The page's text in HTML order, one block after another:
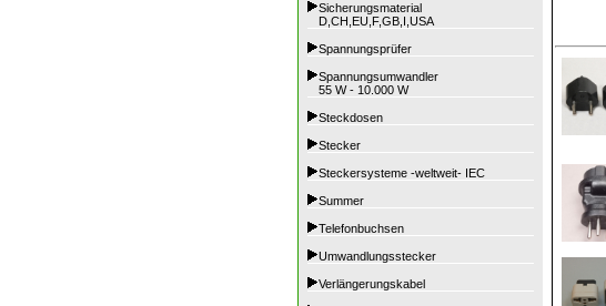
Sicherungsmaterial
D,CH,EU,F,GB,I,USA
Spannungsprüfer
Spannungsumwandler
55 W - 10.000 W
Steckdosen
Stecker
Steckersysteme -weltweit- IEC
Summer
Telefonbuchsen
Umwandlungsstecker
Verlängerungskabel